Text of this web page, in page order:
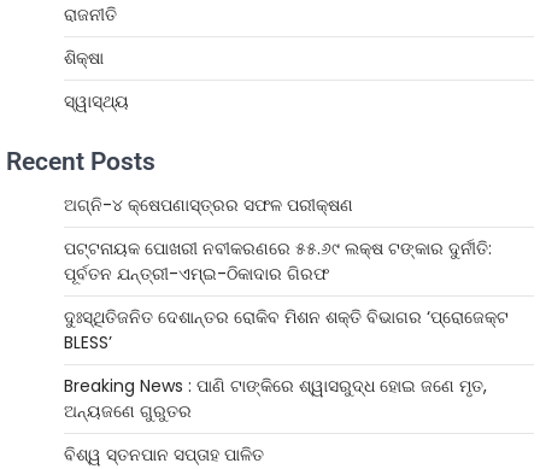
ରାଜନୀତି
ଶିକ୍ଷା
ସ୍ୱାସ୍ଥ୍ୟ
Recent Posts
ଅଗ୍ନି-୪ କ୍ଷେପଣାସ୍ତ୍ରର ସଫଳ ପରୀକ୍ଷଣ
ପଟ୍ଟନାୟକ ପୋଖରୀ ନବୀକରଣରେ ୫୫.୬୯ ଲକ୍ଷ ଟଙ୍କାର ଦୁର୍ନୀତି:
ପୂର୍ବତନ ଯନ୍ତ୍ରୀ-ଏମ୍‌ଇ-ଠିକାଦାର ଗିରଫ
ଦୁଃସ୍ଥିତିଜନିତ ଦେଶାନ୍ତର ରୋକିବ ମିଶନ ଶକ୍ତି ବିଭାଗର ‘ପ୍ରୋଜେକ୍ଟ
BLESS’
Breaking News : ପାଣି ଟାଙ୍କିରେ ଶ୍ୱାସରୁଦ୍ଧ ହୋଇ ଜଣେ ମୃତ,
ଅନ୍ୟଜଣେ ଗୁରୁତର
ବିଶ୍ୱ ସ୍ତନପାନ ସପ୍ତାହ ପାଳିତ